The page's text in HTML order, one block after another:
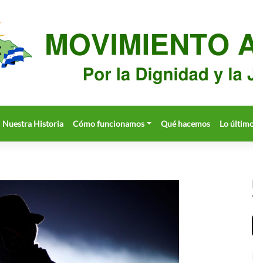
Nuestra Historia Cómo funcionamos Qué hacemos Lo